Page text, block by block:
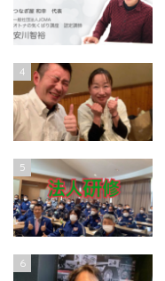
4
5
6